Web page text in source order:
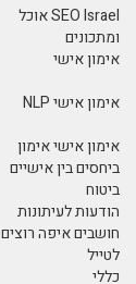
SEO Israel אוכל
ומתכונים
אימון אישי
אימון אישי NLP
אימון אישי אימון
ביחסים בין אישיים
ביטוח
הודעות לעיתונות
חושבים איפה רוצים
לטייל
כללי